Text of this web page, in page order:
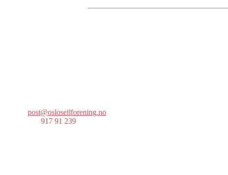
post@osloseilforening.no
917 91 239